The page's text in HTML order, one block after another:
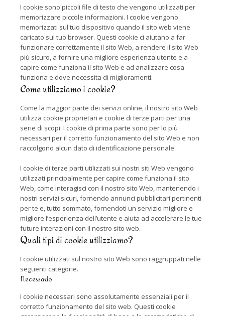
I cookie sono piccoli file di testo che vengono utilizzati per
memorizzare piccole informazioni. I cookie vengono
memorizzati sul tuo dispositivo quando il sito web viene
caricato sul tuo browser. Questi cookie ci aiutano a far
funzionare correttamente il sito Web, a rendere il sito Web
più sicuro, a fornire una migliore esperienza utente e a
capire come funziona il sito Web e ad analizzare cosa
funziona e dove necessita di miglioramenti.
Come utilizziamo i cookie?
Come la maggior parte dei servizi online, il nostro sito Web
utilizza cookie proprietari e cookie di terze parti per una
serie di scopi. I cookie di prima parte sono per lo più
necessari per il corretto funzionamento del sito Web e non
raccolgono alcun dato di identificazione personale.
I cookie di terze parti utilizzati sui nostri siti Web vengono
utilizzati principalmente per capire come funziona il sito
Web, come interagisci con il nostro sito Web, mantenendo i
nostri servizi sicuri, fornendo annunci pubblicitari pertinenti
per te e, tutto sommato, fornendoti un servizio migliore e
migliore l’esperienza dell’utente e aiuta ad accelerare le tue
future interazioni con il nostro sito web.
Quali tipi di cookie utilizziamo?
I cookie utilizzati sul nostro sito Web sono raggruppati nelle
seguenti categorie.
Necessario
I cookie necessari sono assolutamente essenziali per il
corretto funzionamento del sito web. Questi cookie